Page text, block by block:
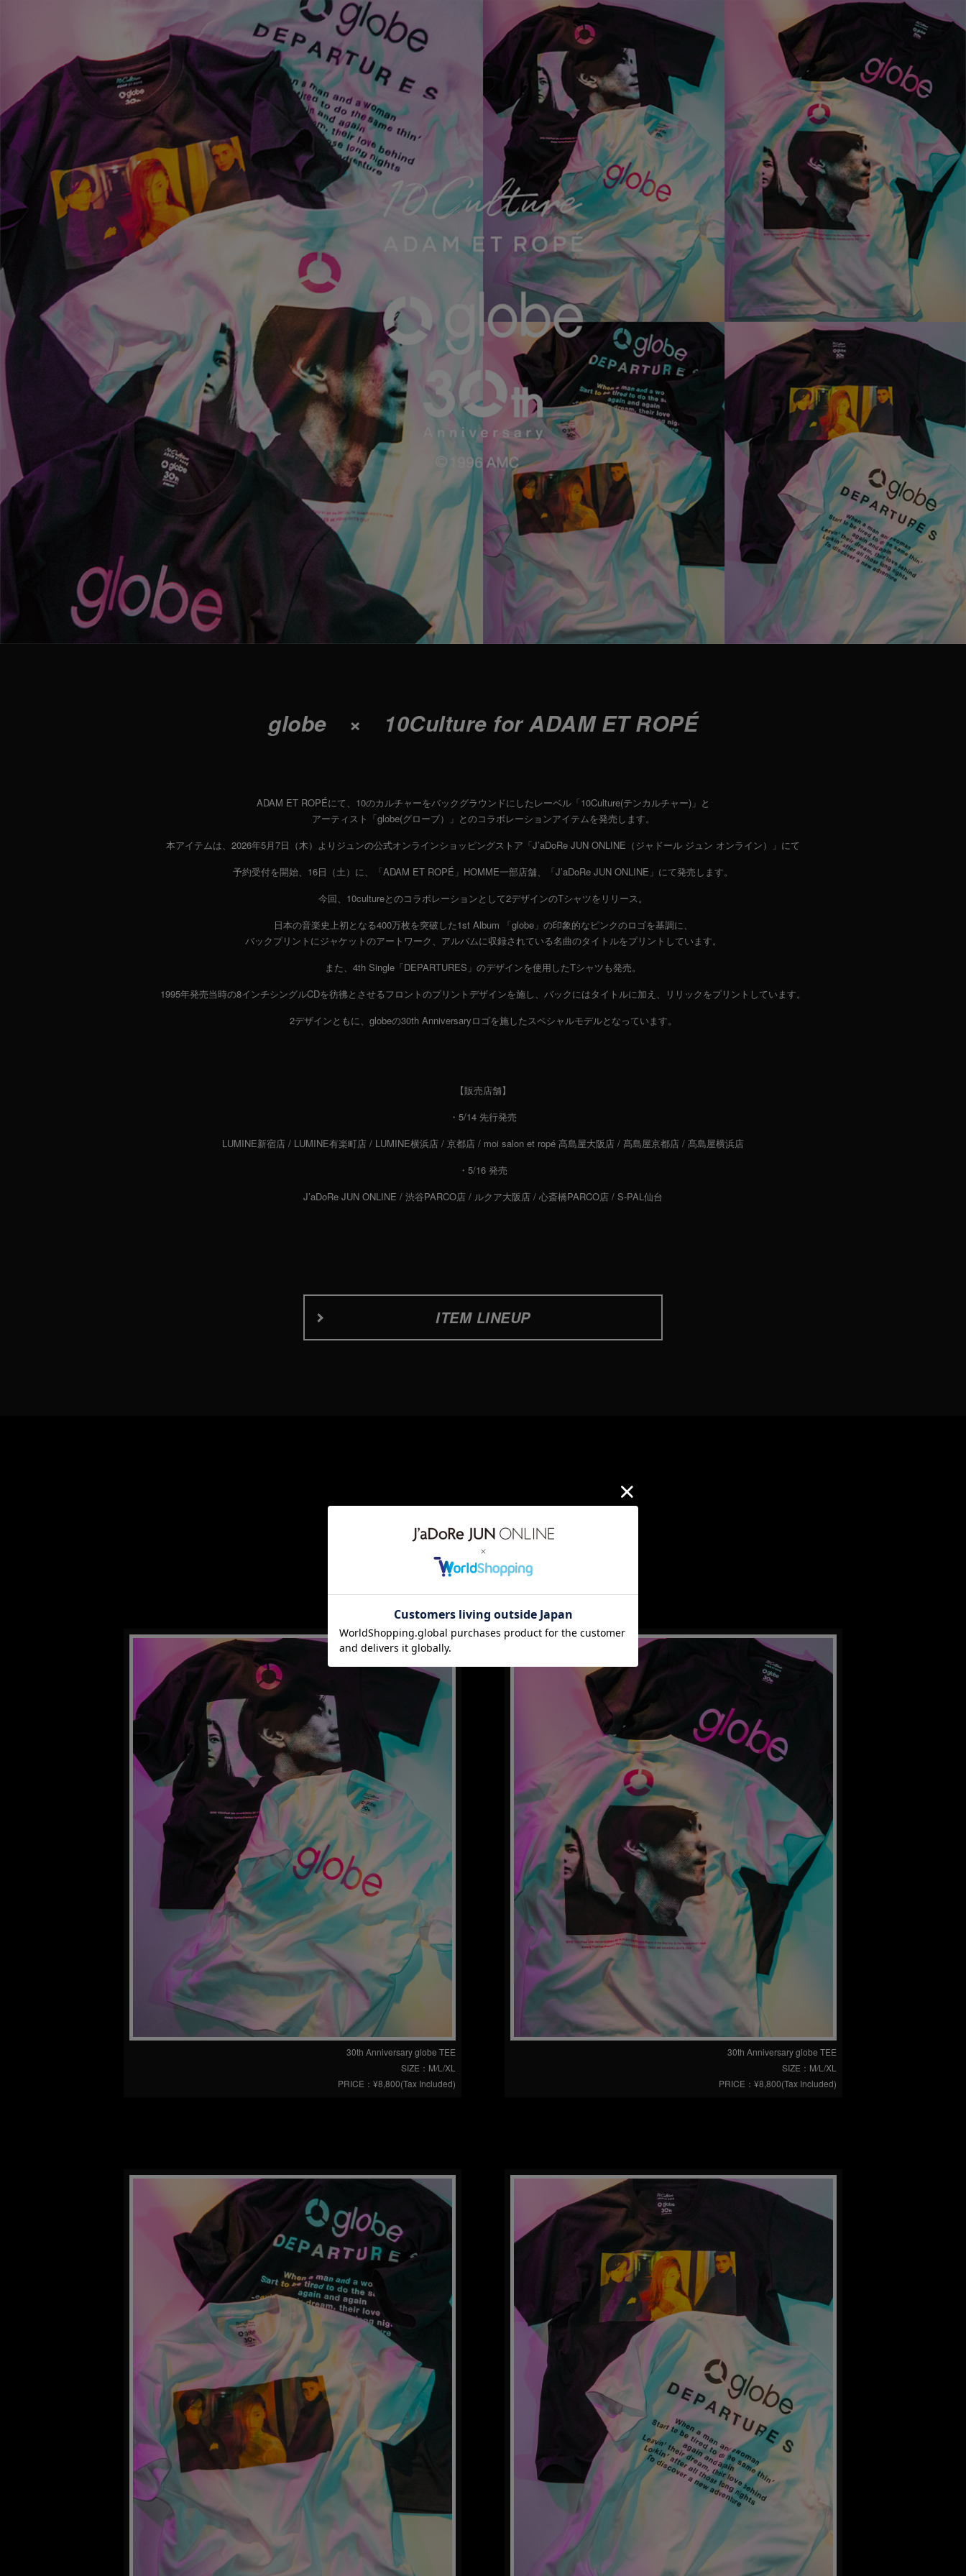
globe × 10Culture for ADAM ET ROPÉ
ADAM ET ROPÉにて、10のカルチャーをバックグラウンドにしたレーベル「10Culture(テンカルチャー)」と
アーティスト「globe(グローブ）」とのコラボレーションアイテムを発売します。
本アイテムは、2026年5月7日（木）よりジュンの公式オンラインショッピングストア「J’aDoRe JUN ONLINE（ジャドール ジュン オンライン）」にて
予約受付を開始、16日（土）に、「ADAM ET ROPÉ」HOMME一部店舗、「J’aDoRe JUN ONLINE」にて発売します。
今回、10cultureとのコラボレーションとして2デザインのTシャツをリリース。
日本の音楽史上初となる400万枚を突破した1st Album 「globe」の印象的なピンクのロゴを基調に、
バックプリントにジャケットのアートワーク、アルバムに収録されている名曲のタイトルをプリントしています。
また、4th Single「DEPARTURES」のデザインを使用したTシャツも発売。
1995年発売当時の8インチシングルCDを彷彿とさせるフロントのプリントデザインを施し、バックにはタイトルに加え、リリックをプリントしています。
2デザインともに、globeの30th Anniversaryロゴを施したスペシャルモデルとなっています。
【販売店舗】
・5/14 先行発売
LUMINE新宿店 / LUMINE有楽町店 / LUMINE横浜店 / 京都店 / moi salon et ropé 髙島屋大阪店 / 髙島屋京都店 / 髙島屋横浜店
・5/16 発売
J’aDoRe JUN ONLINE / 渋谷PARCO店 / ルクア大阪店 / 心斎橋PARCO店 / S-PAL仙台
ITEM LINEUP
Design Lineup
30th Anniversary globe TEE
SIZE：M/L/XL
PRICE：¥8,800(Tax Included)
30th Anniversary globe TEE
SIZE：M/L/XL
PRICE：¥8,800(Tax Included)